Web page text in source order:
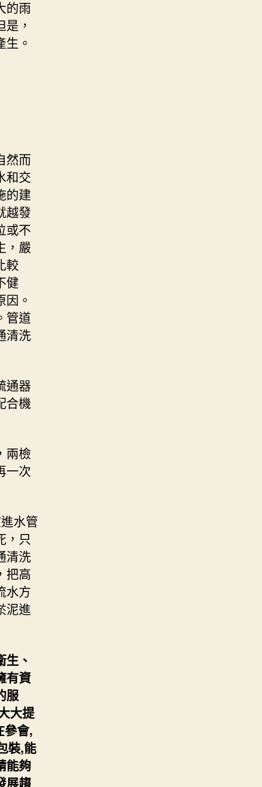
的雨
，
。
然而
和交
的建
越發
或不
，嚴
較
健
。
管道
清洗
通器
合機
兩檢
一次
水管
，只
清洗
把高
水方
泥進
、
有資
服
大提
參會,
裝,能
能夠
展趨